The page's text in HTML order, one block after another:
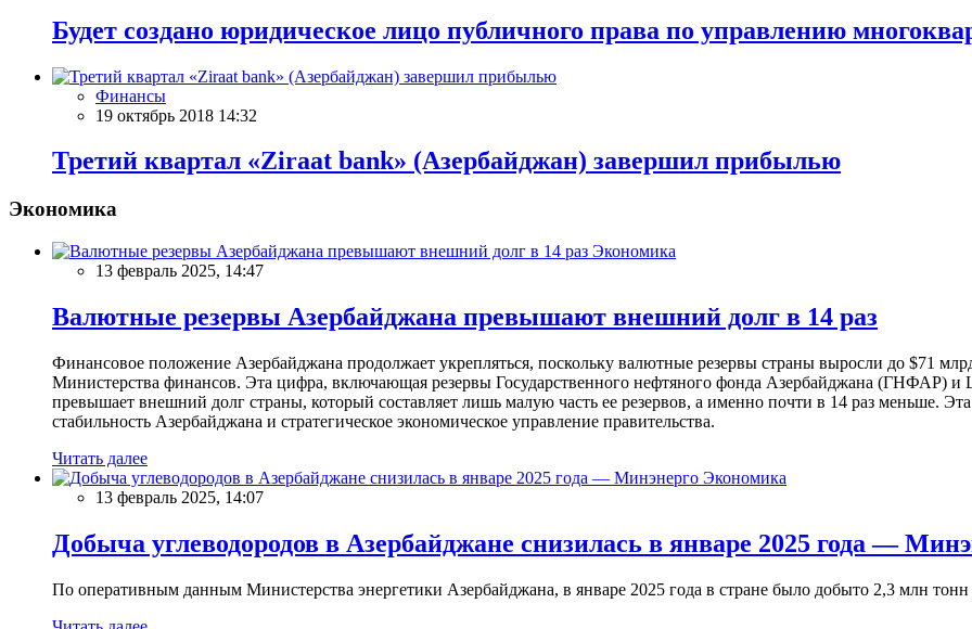
Будет создано юридическое лицо публичного права по управлению
Финансы
19 октябрь 2018 14:32
Третий квартал «Ziraat bank» (Азербайджан) завершил прибылью
Экономика
Экономика
13 февраль 2025, 14:47
Валютные резервы Азербайджана превышают внешний долг в 14 раз
Финансовое положение Азербайджана продолжает укрепляться, поскольку валютные резервы страны выросли до $71
Министерства финансов. Эта цифра, включающая резервы Государственного нефтяного фонда Азербайджана (ГНФАР) и
превышает внешний долг страны, который составляет лишь малую часть ее резервов, а именно почти в 14 раз меньше.
стабильность Азербайджана и стратегическое экономическое управление правительства.
Читать далее
Экономика
13 февраль 2025, 14:07
Добыча углеводородов в Азербайджане снизилась в январе 2025 года —
По оперативным данным Министерства энергетики Азербайджана, в январе 2025 года в стране было добыто 2,3 млн тонн